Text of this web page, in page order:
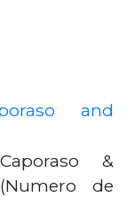
and
&
de